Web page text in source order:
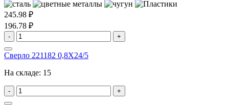
245.98 ₽
196.78 ₽
- +
Сверло 221182 0,8X24/5
На складе: 15
- +